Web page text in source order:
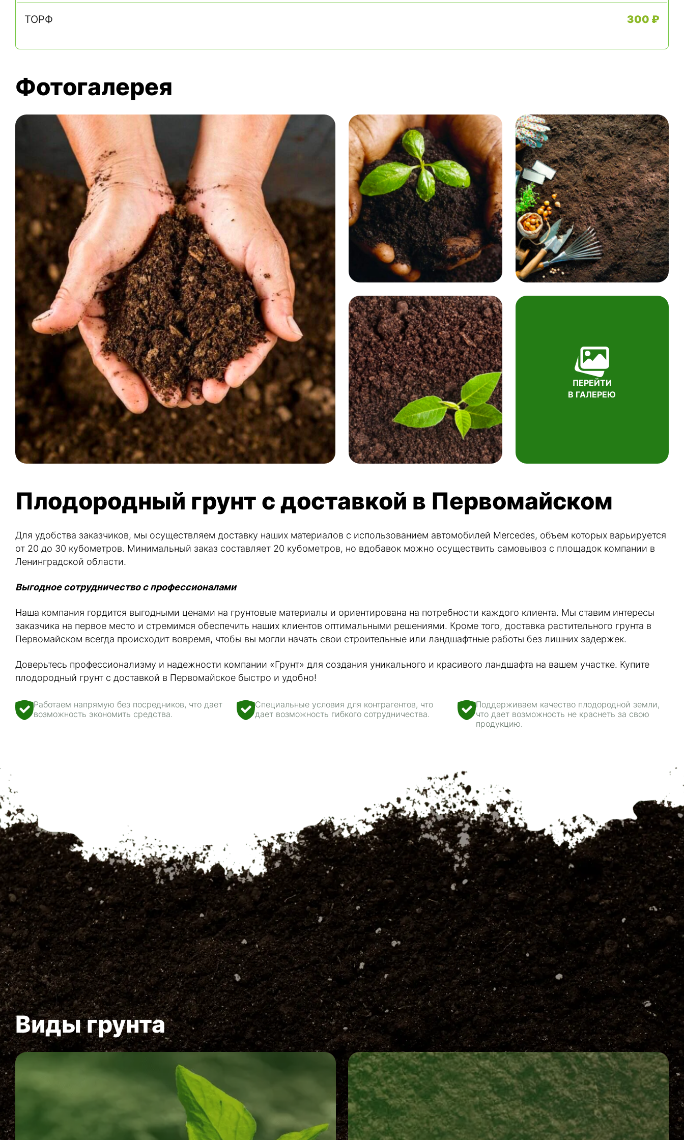
ТОРФ 300 ₽
Фотогалерея
ПЕРЕЙТИ
В ГАЛЕРЕЮ
Плодородный грунт с доставкой в Первомайском
Для удобства заказчиков, мы осуществляем доставку наших материалов с использованием автомобилей Mercedes, объем которых варьируется
от 20 до 30 кубометров. Минимальный заказ составляет 20 кубометров, но вдобавок можно осуществить самовывоз с площадок компании в
Ленинградской области.
Выгодное сотрудничество с профессионалами
Наша компания гордится выгодными ценами на грунтовые материалы и ориентирована на потребности каждого клиента. Мы ставим интересы
заказчика на первое место и стремимся обеспечить наших клиентов оптимальными решениями. Кроме того, доставка растительного грунта в
Первомайском всегда происходит вовремя, чтобы вы могли начать свои строительные или ландшафтные работы без лишних задержек.
Доверьтесь профессионализму и надежности компании «Грунт» для создания уникального и красивого ландшафта на вашем участке. Купите
плодородный грунт с доставкой в Первомайское быстро и удобно!
Работаем напрямую без посредников, что дает
возможность экономить средства.
Специальные условия для контрагентов, что
дает возможность гибкого сотрудничества.
Поддерживаем качество плодородной земли,
что дает возможность не краснеть за свою
продукцию.
Виды грунта